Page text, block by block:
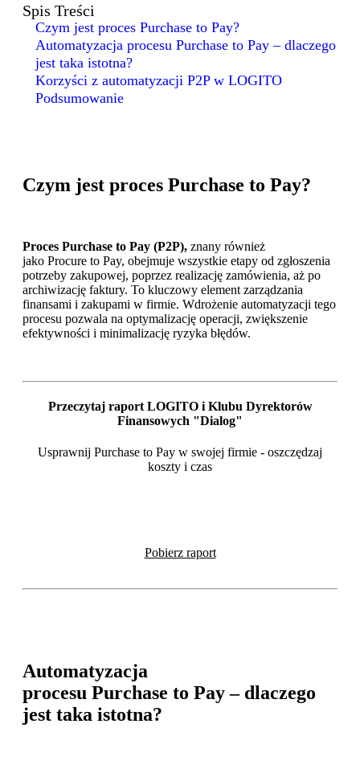
Spis Treści
Czym jest proces Purchase to Pay?
Automatyzacja procesu Purchase to Pay – dlaczego
jest taka istotna?
Korzyści z automatyzacji P2P w LOGITO
Podsumowanie
Czym jest proces Purchase to Pay?
Proces Purchase to Pay (P2P), znany również
jako Procure to Pay, obejmuje wszystkie etapy od zgłoszenia
potrzeby zakupowej, poprzez realizację zamówienia, aż po
archiwizację faktury. To kluczowy element zarządzania
finansami i zakupami w firmie. Wdrożenie automatyzacji tego
procesu pozwala na optymalizację operacji, zwiększenie
efektywności i minimalizację ryzyka błędów.
Przeczytaj raport LOGITO i Klubu Dyrektorów
Finansowych "Dialog"
Usprawnij Purchase to Pay w swojej firmie - oszczędzaj
koszty i czas
Pobierz raport
Automatyzacja
procesu Purchase to Pay– dlaczego
jest taka istotna?